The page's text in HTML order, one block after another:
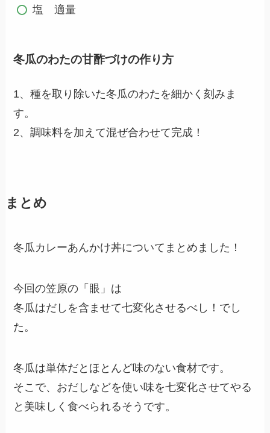
塩 適量
冬瓜のわたの甘酢づけの作り方
1、種を取り除いた冬瓜のわたを細かく刻みま
す。
2、調味料を加えて混ぜ合わせて完成！
まとめ
冬瓜カレーあんかけ丼についてまとめました！
今回の笠原の「眼」は
冬瓜はだしを含ませて七変化させるべし！でし
た。
冬瓜は単体だとほとんど味のない食材です。
そこで、おだしなどを使い味を七変化させてやる
と美味しく食べられるそうです。